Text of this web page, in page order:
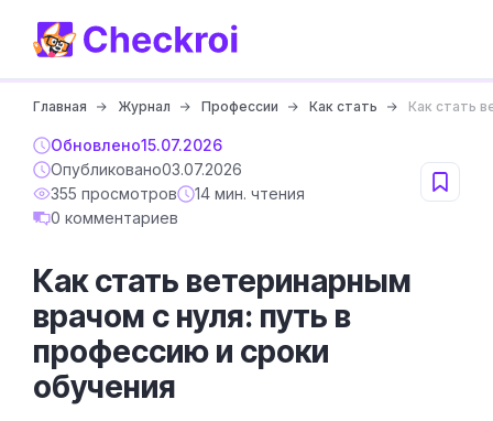
Главная Журнал Профессии Как стать Как стать
Обновлено15.07.2026
Опубликовано03.07.2026
355 просмотров
14 мин. чтения
0 комментариев
Как стать ветеринарным
врачом с нуля: путь в
профессию и сроки
обучения